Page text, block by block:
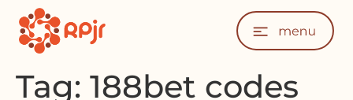
Tag: 188bet codes